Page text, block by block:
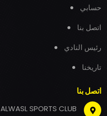
حسابي
اتصل بنا
رئيس النادي
تاريخنا
اتصل بنا
ALWASL SPORTS CLUB